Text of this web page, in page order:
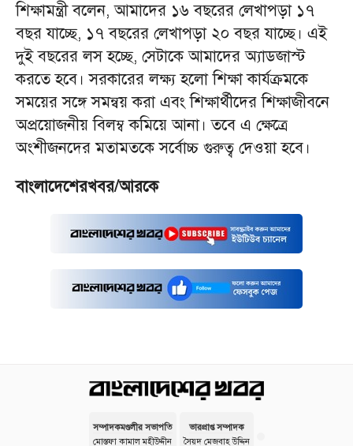
শিক্ষামন্ত্রী বলেন, আমাদের ১৬ বছরের লেখাপড়া ১৭
বছর যাচ্ছে, ১৭ বছরের লেখাপড়া ২০ বছর যাচ্ছে। এই
দুই বছরের লস হচ্ছে, সেটাকে আমাদের অ্যাডজাস্ট
করতে হবে। সরকারের লক্ষ্য হলো শিক্ষা কার্যক্রমকে
সময়ের সঙ্গে সমন্বয় করা এবং শিক্ষার্থীদের শিক্ষাজীবনে
অপ্রয়োজনীয় বিলম্ব কমিয়ে আনা। তবে এ ক্ষেত্রে
অংশীজনদের মতামতকে সর্বোচ্চ গুরুত্ব দেওয়া হবে।
বাংলাদেশেরখবর/আরকে
সম্পাদকমণ্ডলীর সভাপতি
মোস্তফা কামাল মহীউদ্দীন
ভারপ্রাপ্ত সম্পাদক
সৈয়দ মেজবাহ উদ্দিন